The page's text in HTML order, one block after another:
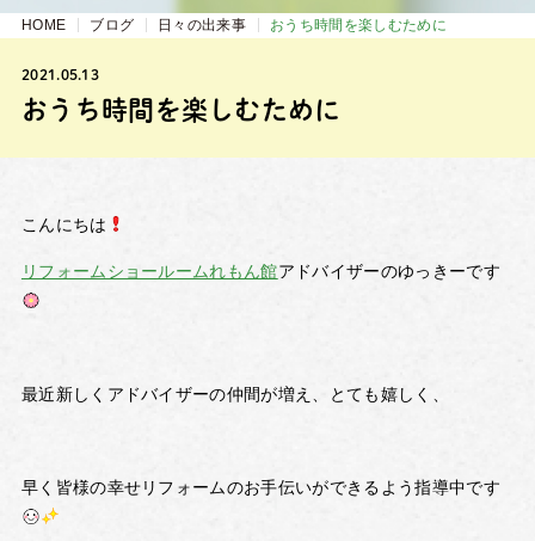
HOME ブログ 日々の出来事 おうち時間を楽しむために
2021.05.13
おうち時間を楽しむために
こんにちは
リフォームショールームれもん館アドバイザーのゆっきーです
最近新しくアドバイザーの仲間が増え、とても嬉しく、
早く皆様の幸せリフォームのお手伝いができるよう指導中です